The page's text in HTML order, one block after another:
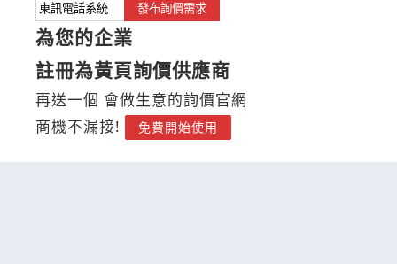
發布詢價需求
為您的企業
註冊為黃頁詢價供應商
再送一個 會做生意的詢價官網
商機不漏接!
免費開始使用